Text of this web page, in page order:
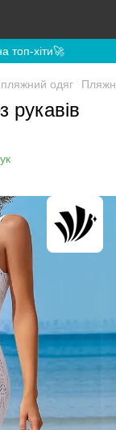
топ-хіти🚀
одяг
рукавів